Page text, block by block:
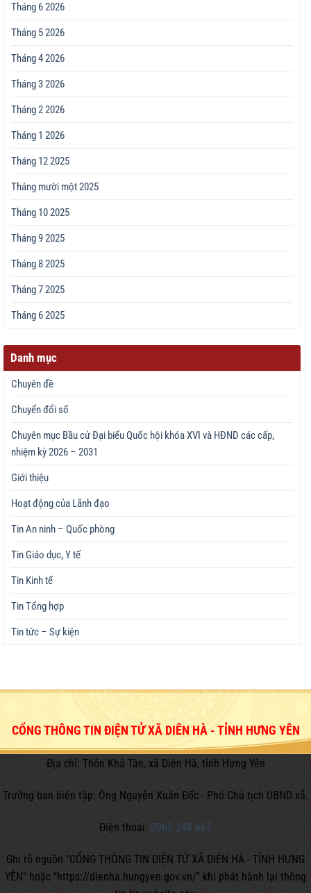
Tháng 6 2026
Tháng 5 2026
Tháng 4 2026
Tháng 3 2026
Tháng 2 2026
Tháng 1 2026
Tháng 12 2025
Tháng mười một 2025
Tháng 10 2025
Tháng 9 2025
Tháng 8 2025
Tháng 7 2025
Tháng 6 2025
Danh mục
Chuyên đề
Chuyển đổi số
Chuyên mục Bầu cử Đại biểu Quốc hội khóa XVI và HĐND các cấp,
nhiệm kỳ 2026 – 2031
Giới thiệu
Hoạt động của Lãnh đạo
Tin An ninh – Quốc phòng
Tin Giáo dục, Y tế
Tin Kinh tế
Tin Tổng hợp
Tin tức – Sự kiện
CỔNG THÔNG TIN ĐIỆN TỬ XÃ DIÊN HÀ - TỈNH HƯNG YÊN
Địa chỉ: Thôn Khả Tân, xã Diên Hà, tỉnh Hưng Yên
Trưởng ban biên tập: Ông Nguyễn Xuân Đốc - Phó Chủ tịch UBND xã.
Điện thoại: 0962.248.667
Ghi rõ nguồn "CỔNG THÔNG TIN ĐIỆN TỬ XÃ DIÊN HÀ - TỈNH HƯNG
YÊN" hoặc "https://dienha.hungyen.gov.vn/" khi phát hành lại thông